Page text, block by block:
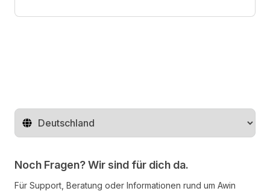
Region ändern
Noch Fragen? Wir sind für dich da.
Für Support, Beratung oder Informationen rund um Awin